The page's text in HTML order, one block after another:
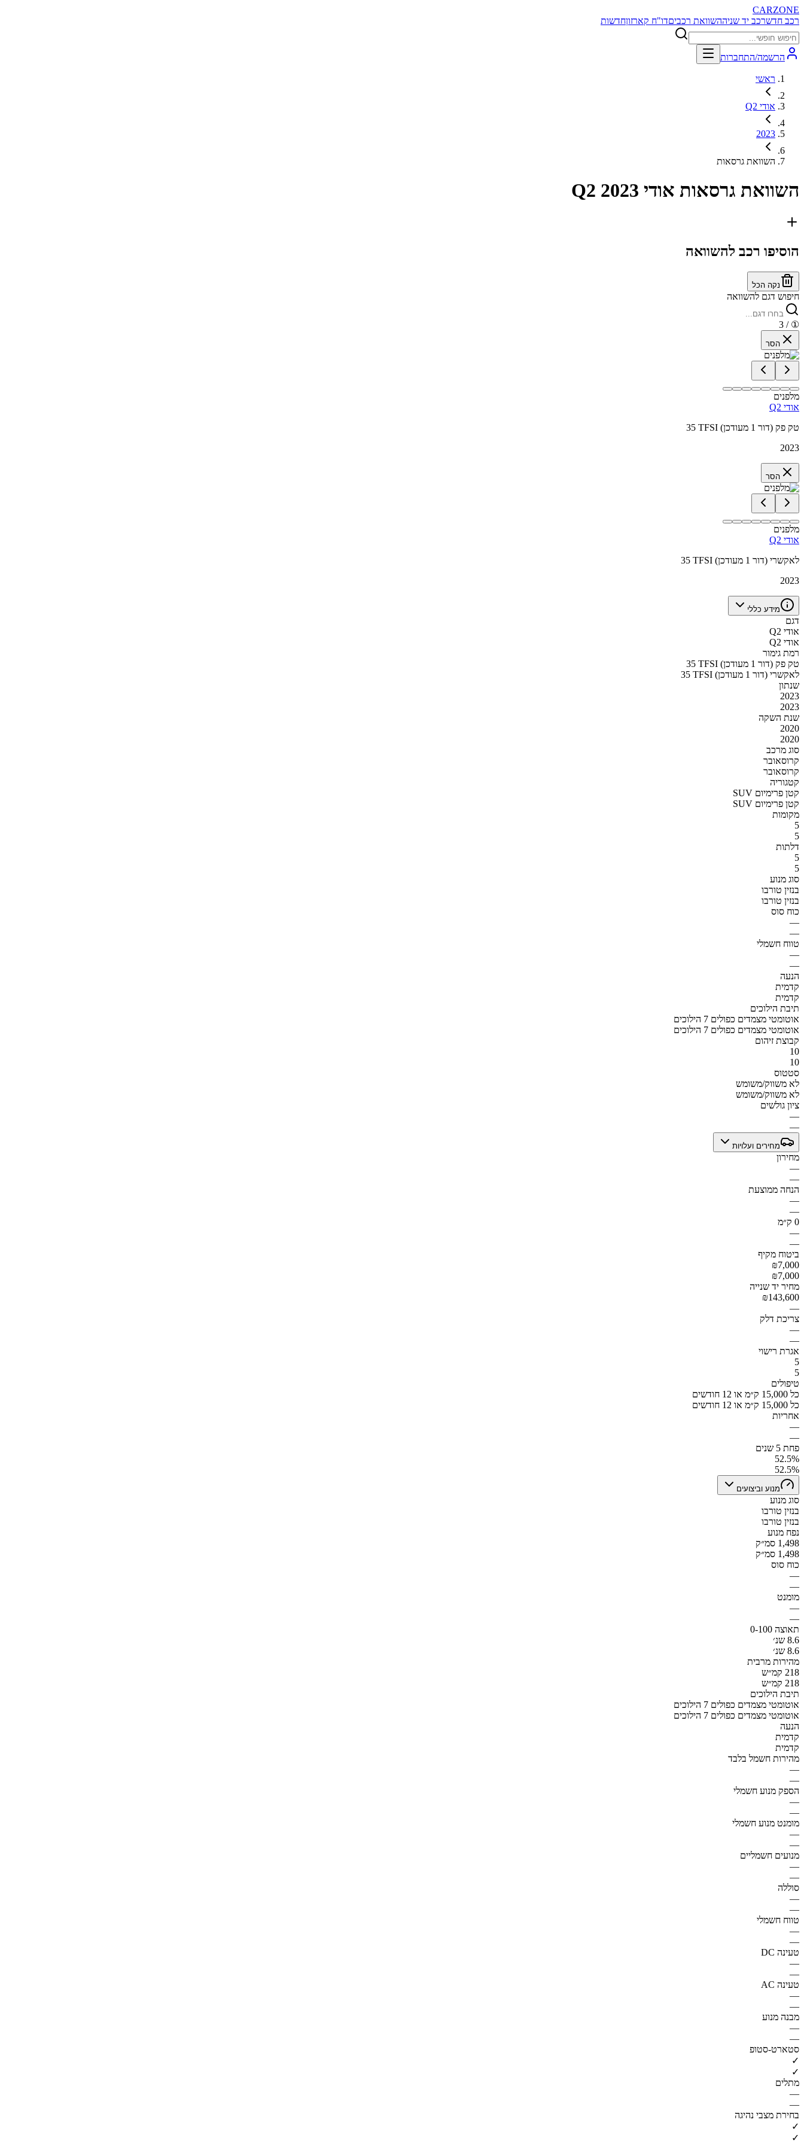
CARZONE
רכב חדשרכב יד שניההשוואת רכביםדו"ח קארזוןחדשות
הרשמה/התחברות
ראשי
אודי Q2
2023
השוואת גרסאות
השוואת גרסאות אודי Q2 2023
הוסיפו רכב להשוואה
נקה הכל
חיפוש דגם להשוואה
①
/ 3
הסר
מלפנים
אודי Q2
35 TFSI טק פק (דור 1 מעודכן)
2023
הסר
מלפנים
אודי Q2
35 TFSI לאקשרי (דור 1 מעודכן)
2023
מידע כללי
דגם
אודי Q2
אודי Q2
רמת גימור
35 TFSI טק פק (דור 1 מעודכן)
35 TFSI לאקשרי (דור 1 מעודכן)
שנתון
2023
2023
שנת השקה
2020
2020
סוג מרכב
קרוסאובר
קרוסאובר
קטגוריה
SUV קטן פרימיום
SUV קטן פרימיום
מקומות
5
5
דלתות
5
5
סוג מנוע
בנזין טורבו
בנזין טורבו
כוח סוס
—
—
טווח חשמלי
—
—
הנעה
קדמית
קדמית
תיבת הילוכים
אוטומטי מצמדים כפולים 7 הילוכים
אוטומטי מצמדים כפולים 7 הילוכים
קבוצת זיהום
10
10
סטטוס
לא משווק/משומש
לא משווק/משומש
ציון גולשים
—
—
מחירים ועלויות
מחירון
—
—
הנחה ממוצעת
—
—
0 ק״מ
—
—
ביטוח מקיף
₪7,000
₪7,000
מחיר יד שנייה
₪143,600
—
צריכת דלק
—
—
אגרת רישוי
5
5
טיפולים
כל 15,000 ק״מ או 12 חודשים
כל 15,000 ק״מ או 12 חודשים
אחריות
—
—
פחת 5 שנים
52.5%
52.5%
מנוע וביצועים
סוג מנוע
בנזין טורבו
בנזין טורבו
נפח מנוע
1,498 סמ״ק
1,498 סמ״ק
כוח סוס
—
—
מומנט
—
—
תאוצה 0-100
8.6 שנ׳
8.6 שנ׳
מהירות מרבית
218 קמ״ש
218 קמ״ש
תיבת הילוכים
אוטומטי מצמדים כפולים 7 הילוכים
אוטומטי מצמדים כפולים 7 הילוכים
הנעה
קדמית
קדמית
מהירות חשמל בלבד
—
—
הספק מנוע חשמלי
—
—
מומנט מנוע חשמלי
—
—
מנועים חשמליים
—
—
סוללה
—
—
טווח חשמלי
—
—
טעינה DC
—
—
טעינה AC
—
—
מבנה מנוע
—
—
סטארט-סטופ
✓
✓
מתלים
—
—
בחירת מצבי נהיגה
✓
✓